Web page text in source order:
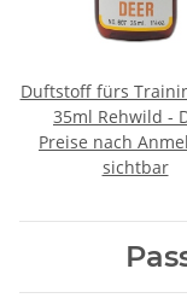
Duftstoff fürs
35ml Rehwild -
Preise nach
sichtbar